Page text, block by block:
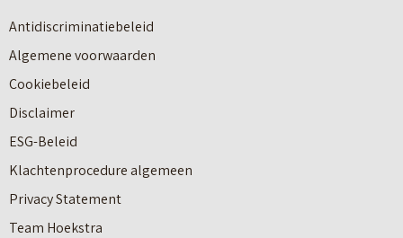
n
a
a
r
e
e
n
n
Antidiscriminatiebeleid
Algemene voorwaarden
Cookiebeleid
Disclaimer
ESG-Beleid
Klachtenprocedure algemeen
Privacy Statement
Team Hoekstra